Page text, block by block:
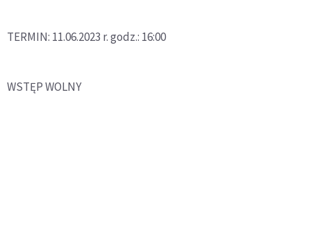
TERMIN: 11.06.2023 r. godz.: 16:00
WSTĘP WOLNY